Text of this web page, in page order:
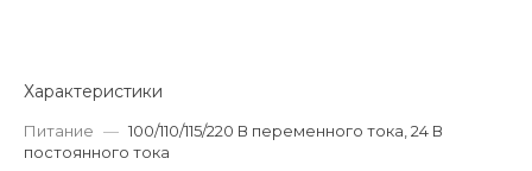
Характеристики
Питание — 100/110/115/220 В переменного тока, 24 В
постоянного тока